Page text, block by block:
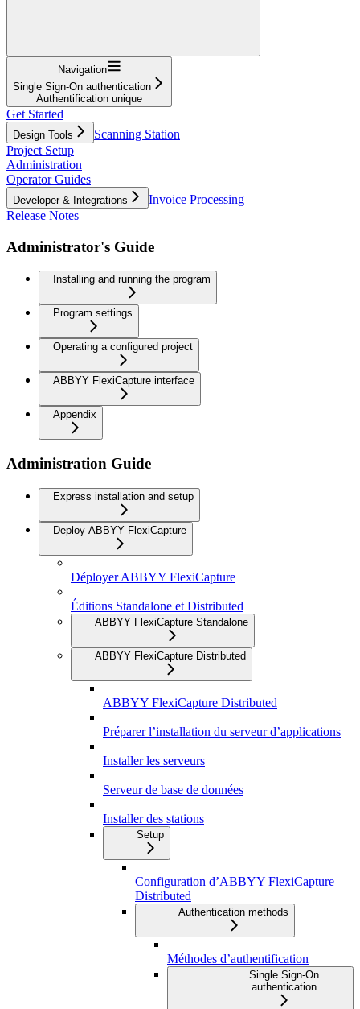
Navigation
Single Sign-On authentication
Authentification unique
Get Started
Design Tools
Scanning Station
Project Setup
Administration
Operator Guides
Developer & Integrations
Invoice Processing
Release Notes
Administrator's Guide
Installing and running the program
Program settings
Operating a configured project
ABBYY FlexiCapture interface
Appendix
Administration Guide
Express installation and setup
Deploy ABBYY FlexiCapture
Déployer ABBYY FlexiCapture
Éditions Standalone et Distributed
ABBYY FlexiCapture Standalone
ABBYY FlexiCapture Distributed
ABBYY FlexiCapture Distributed
Préparer l’installation du serveur d’applications
Installer les serveurs
Serveur de base de données
Installer des stations
Setup
Configuration d’ABBYY FlexiCapture
Distributed
Authentication methods
Méthodes d’authentification
Single Sign-On
authentication